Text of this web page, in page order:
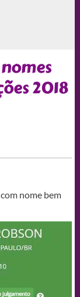
2018
nome bem